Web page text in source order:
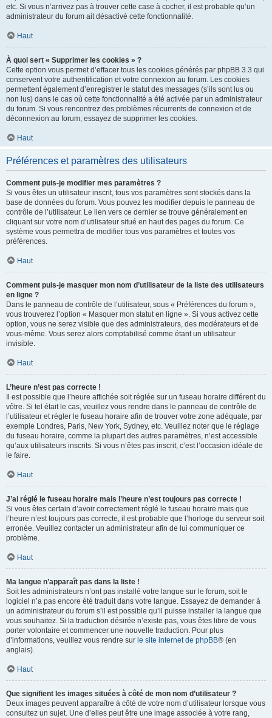
etc. Si vous n’arrivez pas à trouver cette case à cocher, il est probable qu’un
administrateur du forum ait désactivé cette fonctionnalité.
Haut
À quoi sert « Supprimer les cookies » ?
Cette option vous permet d’effacer tous les cookies générés par phpBB 3.3 qui
conservent votre authentification et votre connexion au forum. Les cookies
permettent également d’enregistrer le statut des messages (s’ils sont lus ou
non lus) dans le cas où cette fonctionnalité a été activée par un administrateur
du forum. Si vous rencontrez des problèmes récurrents de connexion et de
déconnexion au forum, essayez de supprimer les cookies.
Haut
Préférences et paramètres des utilisateurs
Comment puis-je modifier mes paramètres ?
Si vous êtes un utilisateur inscrit, tous vos paramètres sont stockés dans la
base de données du forum. Vous pouvez les modifier depuis le panneau de
contrôle de l’utilisateur. Le lien vers ce dernier se trouve généralement en
cliquant sur votre nom d’utilisateur situé en haut des pages du forum. Ce
système vous permettra de modifier tous vos paramètres et toutes vos
préférences.
Haut
Comment puis-je masquer mon nom d’utilisateur de la liste des utilisateurs
en ligne ?
Dans le panneau de contrôle de l’utilisateur, sous « Préférences du forum »,
vous trouverez l’option « Masquer mon statut en ligne ». Si vous activez cette
option, vous ne serez visible que des administrateurs, des modérateurs et de
vous-même. Vous serez alors comptabilisé comme étant un utilisateur
invisible.
Haut
L’heure n’est pas correcte !
Il est possible que l’heure affichée soit réglée sur un fuseau horaire différent du
vôtre. Si tel était le cas, veuillez vous rendre dans le panneau de contrôle de
l’utilisateur et régler le fuseau horaire afin de trouver votre zone adéquate, par
exemple Londres, Paris, New York, Sydney, etc. Veuillez noter que le réglage
du fuseau horaire, comme la plupart des autres paramètres, n’est accessible
qu’aux utilisateurs inscrits. Si vous n’êtes pas inscrit, c’est l’occasion idéale de
le faire.
Haut
J’ai réglé le fuseau horaire mais l’heure n’est toujours pas correcte !
Si vous êtes certain d’avoir correctement réglé le fuseau horaire mais que
l’heure n’est toujours pas correcte, il est probable que l’horloge du serveur soit
erronée. Veuillez contacter un administrateur afin de lui communiquer ce
problème.
Haut
Ma langue n’apparaît pas dans la liste !
Soit les administrateurs n’ont pas installé votre langue sur le forum, soit le
logiciel n’a pas encore été traduit dans votre langue. Essayez de demander à
un administrateur du forum s’il est possible qu’il puisse installer la langue que
vous souhaitez. Si la traduction désirée n’existe pas, vous êtes libre de vous
porter volontaire et commencer une nouvelle traduction. Pour plus
d’informations, veuillez vous rendre sur le site internet de phpBB® (en
anglais).
Haut
Que signifient les images situées à côté de mon nom d’utilisateur ?
Deux images peuvent apparaître à côté de votre nom d’utilisateur lorsque vous
consultez un sujet. Une d’elles peut être une image associée à votre rang,